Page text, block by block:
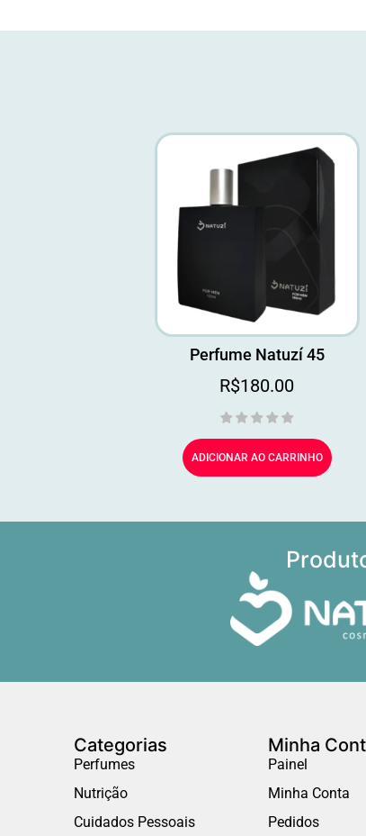
Perfume Natuzí 45
R$180.00
ADICIONAR AO CARRINHO
Categorias
Perfumes
Nutrição
Cuidados Pessoais
Minha
Painel
Minha Conta
Pedidos